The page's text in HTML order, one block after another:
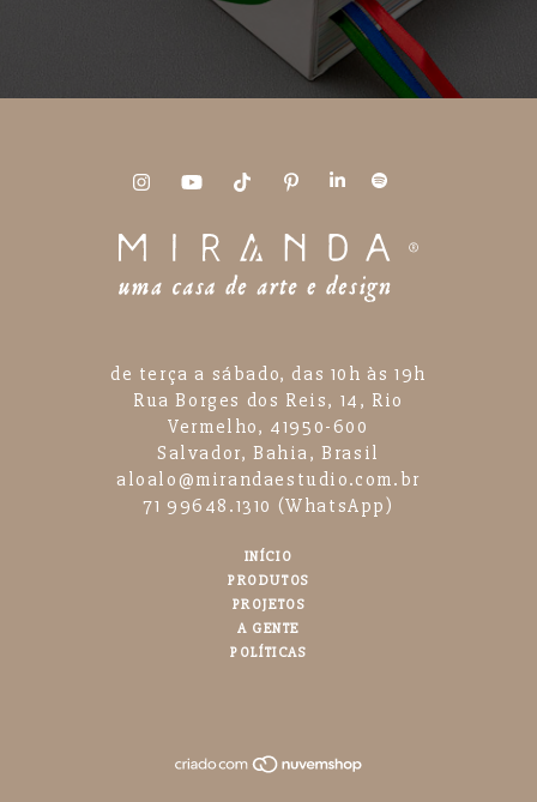
de terça a sábado, das 10h às 19h
Rua Borges dos Reis, 14, Rio
Vermelho, 41950-600
Salvador, Bahia, Brasil
aloalo@mirandaestudio.com.br
71 99648.1310 (WhatsApp)
INÍCIO
PRODUTOS
PROJETOS
A GENTE
POLÍTICAS